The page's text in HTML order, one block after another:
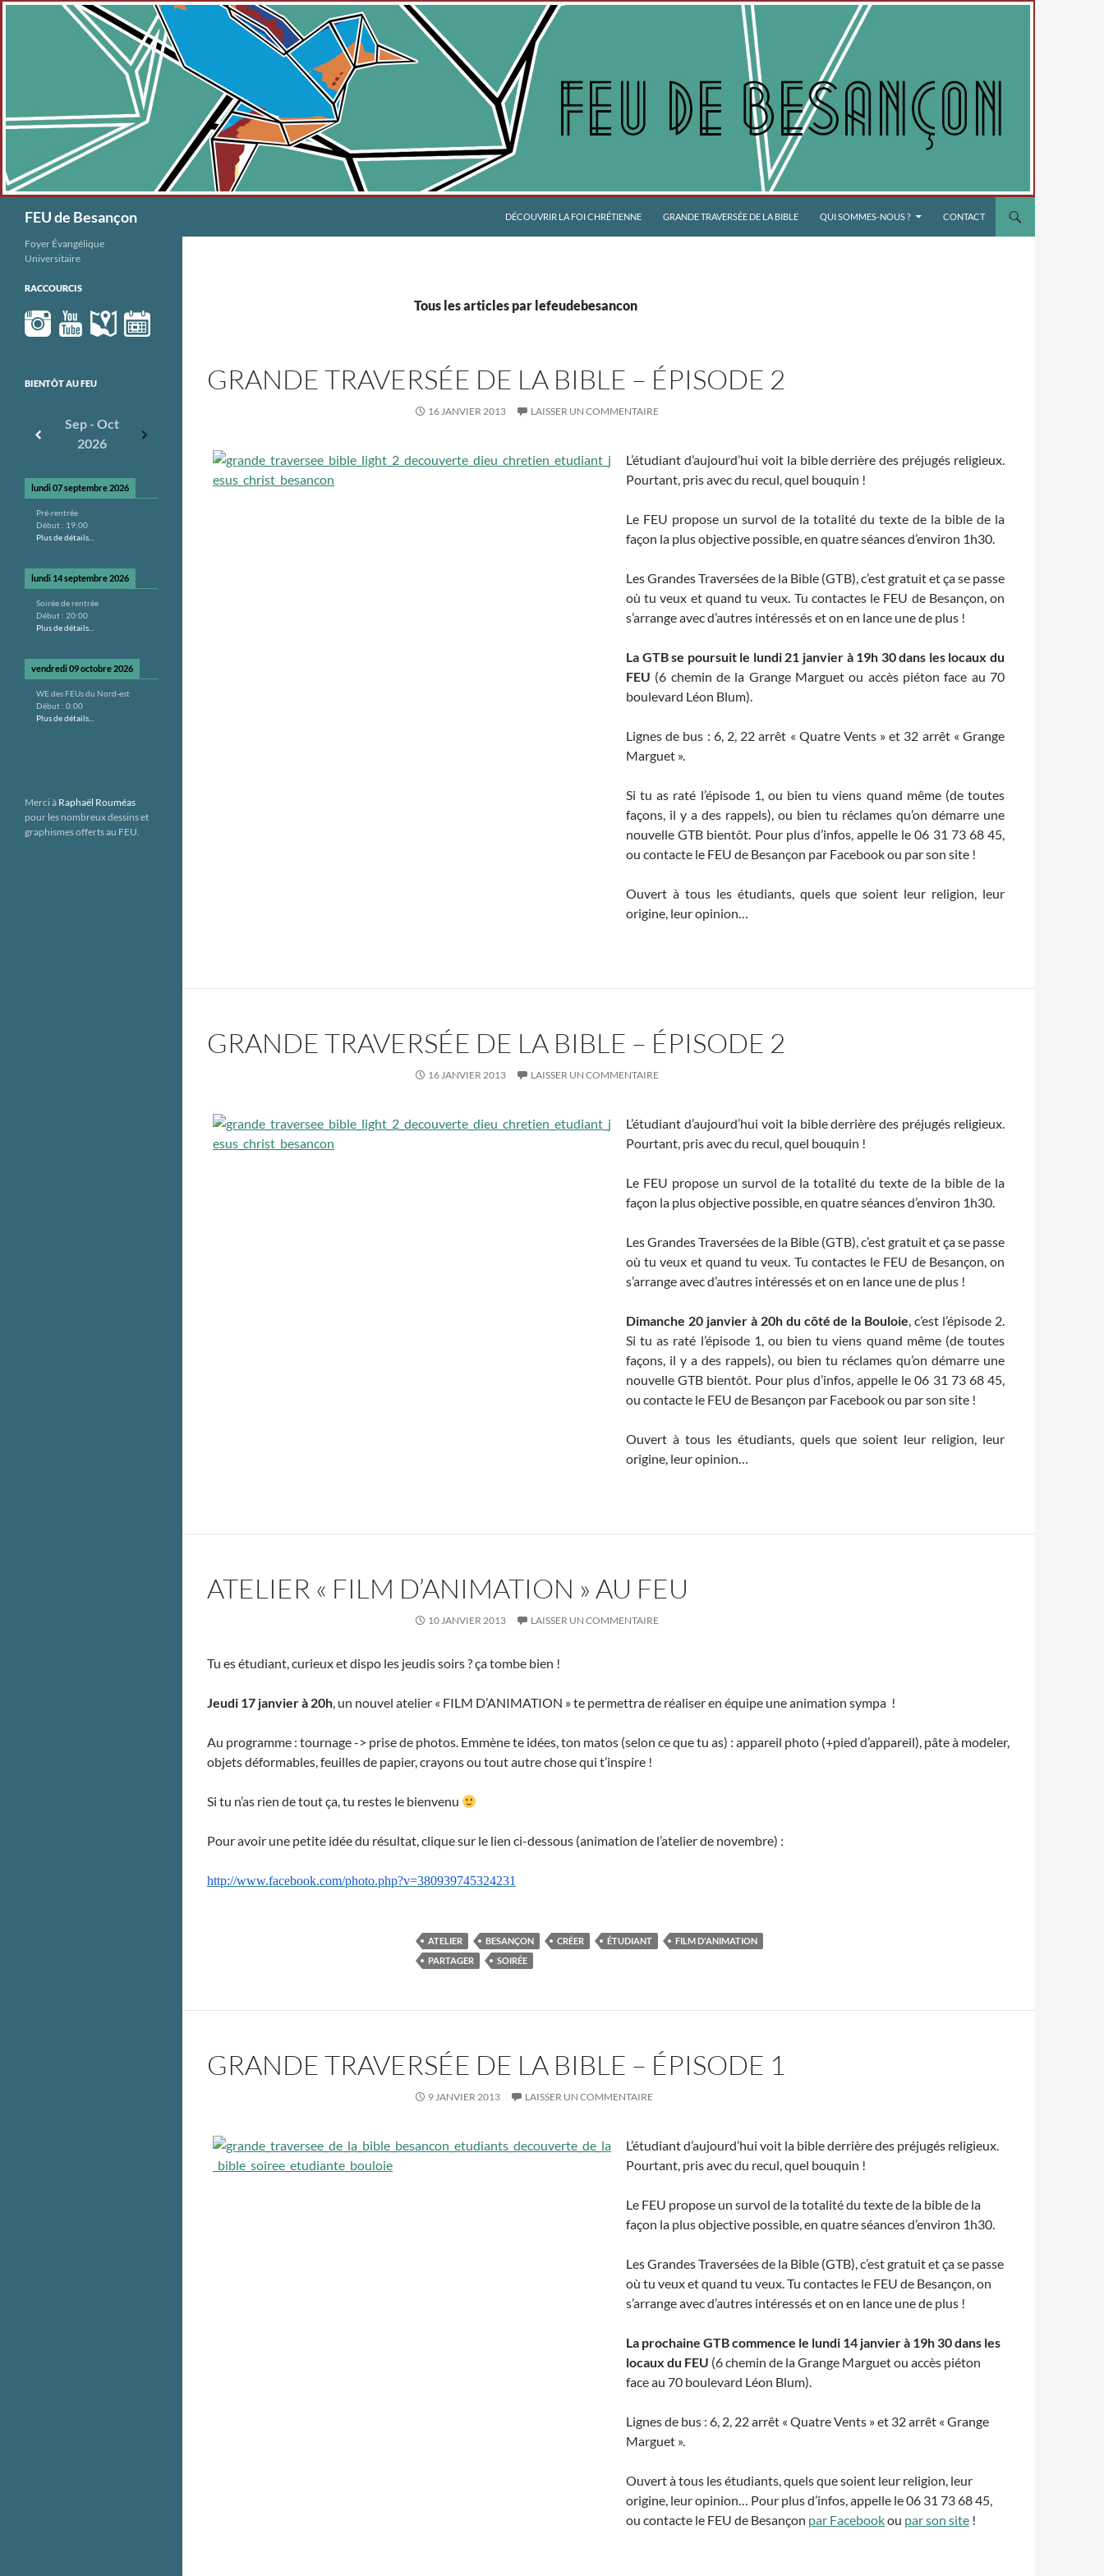
Aller
FEU de Besançon DÉCOUVRIR LA FOI CHRÉTIENNE GRANDE TRAVERSÉE DE LA BIBLE QUI SOMMES-NOUS ? CONTACT
Tous les articles par lefeudebesancon
GRANDE TRAVERSÉE DE LA BIBLE – ÉPISODE 2
16 JANVIER 2013 LAISSER UN COMMENTAIRE
L’étudiant d’aujourd’hui voit la bible derrière des préjugés religieux.
Pourtant, pris avec du recul, quel bouquin !
Le FEU propose un survol de la totalité du texte de la bible de la
façon la plus objective possible, en quatre séances d’environ 1h30.
Les Grandes Traversées de la Bible (GTB), c’est gratuit et ça se passe
où tu veux et quand tu veux. Tu contactes le FEU de Besançon, on
s’arrange avec d’autres intéressés et on en lance une de plus !
La GTB se poursuit le lundi 21 janvier à 19h 30 dans les locaux du
FEU (6 chemin de la Grange Marguet ou accès piéton face au 70
boulevard Léon Blum).
Lignes de bus : 6, 2, 22 arrêt « Quatre Vents » et 32 arrêt « Grange
Marguet ».
Si tu as raté l’épisode 1, ou bien tu viens quand même (de toutes
façons, il y a des rappels), ou bien tu réclames qu’on démarre une
nouvelle GTB bientôt. Pour plus d’infos, appelle le 06 31 73 68 45,
ou contacte le FEU de Besançon par Facebook ou par son site !
Ouvert à tous les étudiants, quels que soient leur religion, leur
origine, leur opinion…
GRANDE TRAVERSÉE DE LA BIBLE – ÉPISODE 2
16 JANVIER 2013 LAISSER UN COMMENTAIRE
L’étudiant d’aujourd’hui voit la bible derrière des préjugés religieux.
Pourtant, pris avec du recul, quel bouquin !
Le FEU propose un survol de la totalité du texte de la bible de la
façon la plus objective possible, en quatre séances d’environ 1h30.
Les Grandes Traversées de la Bible (GTB), c’est gratuit et ça se passe
où tu veux et quand tu veux. Tu contactes le FEU de Besançon, on
s’arrange avec d’autres intéressés et on en lance une de plus !
Dimanche 20 janvier à 20h du côté de la Bouloie, c’est l’épisode 2.
Si tu as raté l’épisode 1, ou bien tu viens quand même (de toutes
façons, il y a des rappels), ou bien tu réclames qu’on démarre une
nouvelle GTB bientôt. Pour plus d’infos, appelle le 06 31 73 68 45,
ou contacte le FEU de Besançon par Facebook ou par son site !
Ouvert à tous les étudiants, quels que soient leur religion, leur
origine, leur opinion…
ATELIER « FILM D’ANIMATION » AU FEU
10 JANVIER 2013 LAISSER UN COMMENTAIRE
Tu es étudiant, curieux et dispo les jeudis soirs ? ça tombe bien !
Jeudi 17 janvier à 20h, un nouvel atelier « FILM D’ANIMATION » te permettra de réaliser en équipe une animation sympa !
Au programme : tournage -> prise de photos. Emmène te idées, ton matos (selon ce que tu as) : appareil photo (+pied d’appareil), pâte à modeler,
objets déformables, feuilles de papier, crayons ou tout autre chose qui t’inspire !
Si tu n’as rien de tout ça, tu restes le bienvenu
Pour avoir une petite idée du résultat, clique sur le lien ci-dessous (animation de l’atelier de novembre) :
http://www.facebook.com/photo.php?v=380939745324231
ATELIER BESANÇON CRÉER ÉTUDIANT
FILM D'ANIMATION
PARTAGER
SOIRÉE
GRANDE TRAVERSÉE DE LA BIBLE – ÉPISODE 1
9 JANVIER 2013 LAISSER UN COMMENTAIRE
L’étudiant d’aujourd’hui voit la bible derrière des préjugés religieux.
Pourtant, pris avec du recul, quel bouquin !
Le FEU propose un survol de la totalité du texte de la bible de la
façon la plus objective possible, en quatre séances d’environ 1h30.
Les Grandes Traversées de la Bible (GTB), c’est gratuit et ça se passe
où tu veux et quand tu veux. Tu contactes le FEU de Besançon, on
s’arrange avec d’autres intéressés et on en lance une de plus !
La prochaine GTB commence le lundi 14 janvier à 19h 30 dans les
locaux du FEU (6 chemin de la Grange Marguet ou accès piéton
face au 70 boulevard Léon Blum).
Lignes de bus : 6, 2, 22 arrêt « Quatre Vents » et 32 arrêt « Grange
Marguet ».
Ouvert à tous les étudiants, quels que soient leur religion, leur
origine, leur opinion… Pour plus d’infos, appelle le 06 31 73 68 45,
ou contacte le FEU de Besançon par Facebookou par son site !
Foyer Évangélique
Universitaire
RACCOURCIS
BIENTÔT AU FEU
Sep - Oct
2026
lundi 07 septembre 2026
Pré-rentrée
Début : 19:00
Plus de détails...
lundi 14 septembre 2026
Soirée de rentrée
Début : 20:00
Plus de détails...
vendredi 09 octobre 2026
WE des FEUs du Nord-est
Début : 0:00
Plus de détails...
Merci à Raphaël Rouméas
pour les nombreux dessins et
graphismes offerts au FEU.